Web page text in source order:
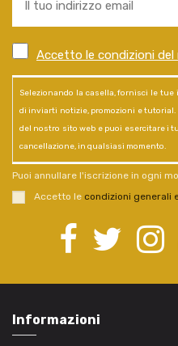
Accetto le condizioni del
Selezionando la casella, fornisci le tue
di inviarti notizie, promozioni e
del nostro sito web e puoi esercitare i
cancellazione, in qualsiasi momento.
Puoi annullare l'iscrizione in ogni
Accetto le condizioni generali
Informazioni